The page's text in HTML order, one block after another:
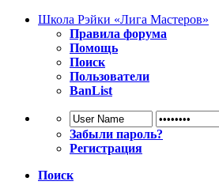
Школа Рэйки «Лига Мастеров»
Правила форума
Помощь
Поиск
Пользователи
BanList
Забыли пароль?
Регистрация
Поиск